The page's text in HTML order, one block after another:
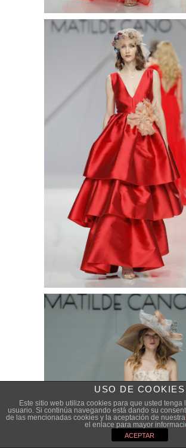
USO DE COOKIES
Este sitio web utiliza cookies para que usted tenga
usuario. Si continúa navegando está dando su
de las mencionadas cookies y la aceptación de nuestra
el enlace para mayor
ACEPTAR